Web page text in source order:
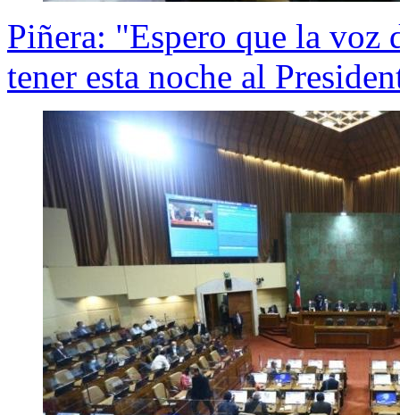
Piñera: "Espero que la voz
tener esta noche al